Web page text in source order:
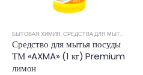
БЫТОВАЯ ХИМИЯ, СРЕДСТВА ДЛЯ МЫТЬЯ ПОСУДЫ
Средство для мытья посуды
ТМ «AXMA» (1 кг) Premium
лимон